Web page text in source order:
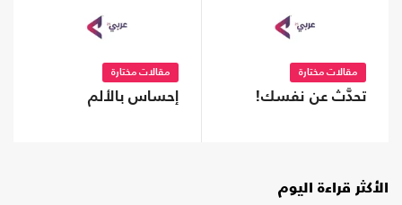
مقالات مختارة
تحدَّث عن نفسك!
مقالات مختارة
إحساس بالألم
الأكثر قراءة اليوم